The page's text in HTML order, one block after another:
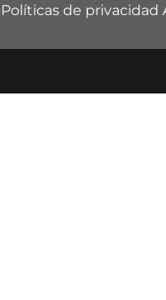
Políticas de privacidad